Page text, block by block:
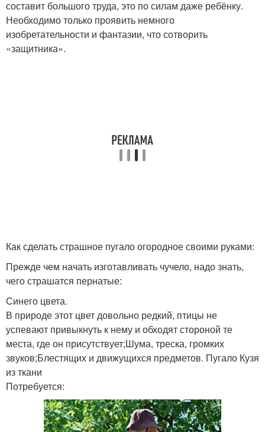
Пугало в живописи Огородные пугалы
составит большого труда, это по силам даже ребёнку.
Необходимо только проявить немного
изобретательности и фантазии, что сотворить
«защитника».
Как сделать страшное пугало огородное своими руками:
Прежде чем начать изготавливать чучело, надо знать,
чего страшатся пернатые:
Синего цвета.
В природе этот цвет довольно редкий, птицы не
успевают привыкнуть к нему и обходят стороной те
места, где он присутствует;Шума, треска, громких
звуков;Блестящих и движущихся предметов. Пугало Кузя
из ткани
Потребуется: